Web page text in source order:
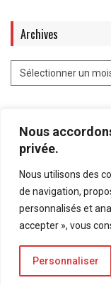
Nous
privée.
Nous utilisons des
de navigation,
personnalisés et
accepter », vous
Personnaliser
Archives
Mentions légales
Bluesky
LinkedIn
Twitter